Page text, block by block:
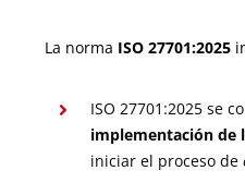
La norma ISO 27701:2025
ISO 27701:2025 se
implementación de
iniciar el proceso de